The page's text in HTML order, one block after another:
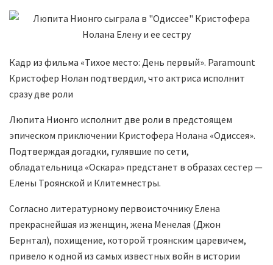
Кадр из фильма «Тихое место: День первый». Paramount
Кристофер Нолан подтвердил, что актриса исполнит
сразу две роли
Люпита Нионго исполнит две роли в предстоящем
эпическом приключении Кристофера Нолана «Одиссея».
Подтверждая догадки, гулявшие по сети,
обладательница «Оскара» предстанет в образах сестер —
Елены Троянской и Клитемнестры.
Согласно литературному первоисточнику Елена
прекраснейшая из женщин, жена Менелая (Джон
Бернтал), похищение, которой троянским царевичем,
привело к одной из самых известных войн в истории